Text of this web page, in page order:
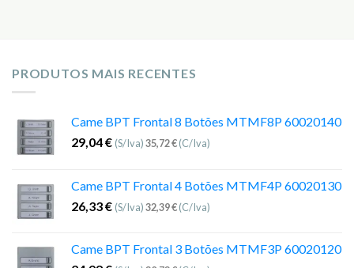
PRODUTOS MAIS RECENTES
Came BPT Frontal 8 Botões MTMF8P 60020140
29,04€ (S/Iva)35,72€(C/Iva)
Came BPT Frontal 4 Botões MTMF4P 60020130
26,33€ (S/Iva)32,39€(C/Iva)
Came BPT Frontal 3 Botões MTMF3P 60020120